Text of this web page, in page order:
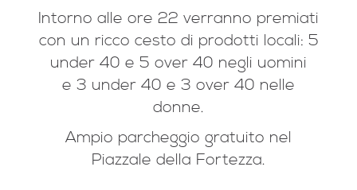
Intorno alle ore 22 verranno premiati
con un ricco cesto di prodotti locali: 5
under 40 e 5 over 40 negli uomini
e 3 under 40 e 3 over 40 nelle
donne.
Ampio parcheggio gratuito nel
Piazzale della Fortezza.